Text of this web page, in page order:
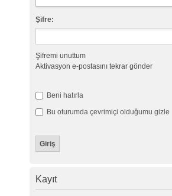
Şifre:
Şifremi unuttum
Aktivasyon e-postasını tekrar gönder
Beni hatırla
Bu oturumda çevrimiçi olduğumu gizle
Kayıt